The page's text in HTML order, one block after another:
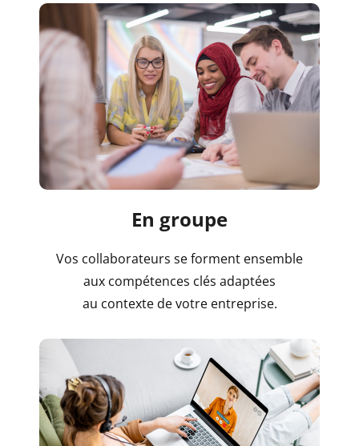
En groupe
Vos collaborateurs se forment ensemble
aux compétences clés adaptées
au contexte de votre entreprise.